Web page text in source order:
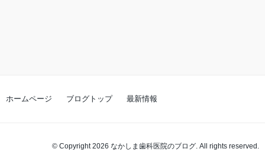
ホームページ ブログトップ 最新情報
© Copyright 2026 なかしま歯科医院のブログ. All rights reserved.